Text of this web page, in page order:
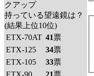
クアップ
持っている望遠鏡は？
(結果上位10位)
ETX-70AT 41票
ETX-125
34票
ETX-105
33票
ETX-90
21票